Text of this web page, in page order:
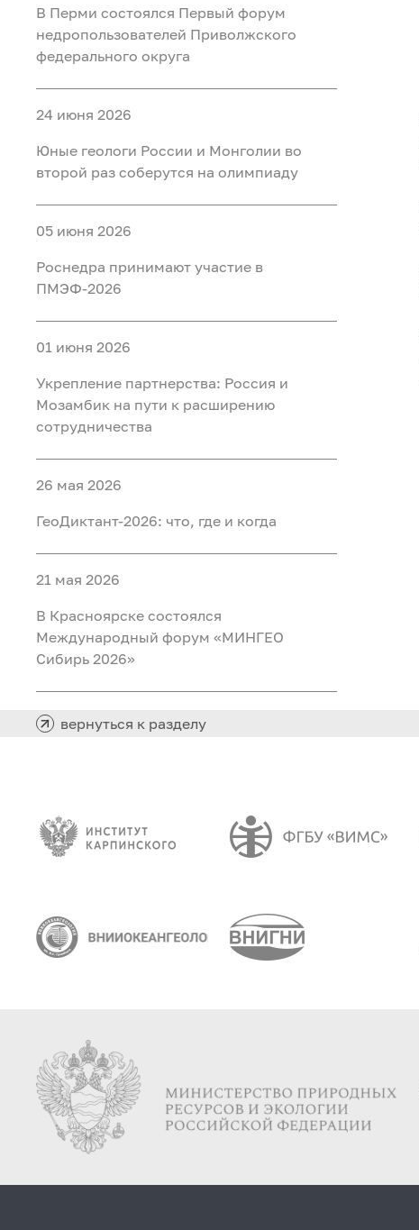
В Перми состоялся Первый форум
недропользователей Приволжского
федерального округа
24 июня 2026
Юные геологи России и Монголии во
второй раз соберутся на олимпиаду
05 июня 2026
Роснедра принимают участие в
ПМЭФ-2026
01 июня 2026
Укрепление партнерства: Россия и
Мозамбик на пути к расширению
сотрудничества
26 мая 2026
ГеоДиктант-2026: что, где и когда
21 мая 2026
В Красноярске состоялся
Международный форум «МИНГЕО
Сибирь 2026»
вернуться к разделу